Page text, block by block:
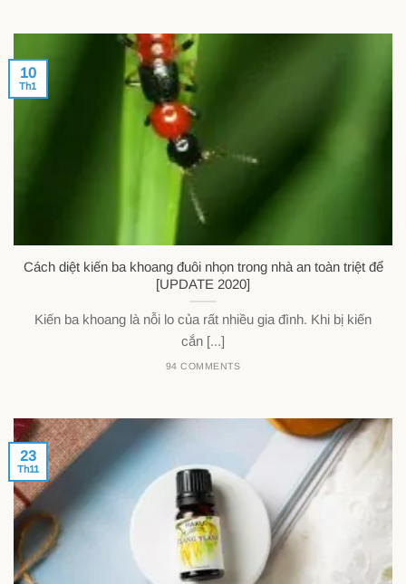
Cách diệt kiến ba khoang đuôi nhọn trong nhà an toàn triệt để
[UPDATE 2020]
Kiến ba khoang là nỗi lo của rất nhiều gia đình. Khi bị kiến
cắn [...]
94 COMMENTS
10
Th1
23
Th11